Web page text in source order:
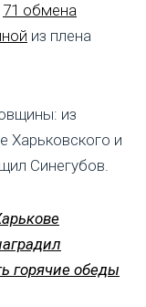
71 обмена
из плена
из
Харьковского и
Синегубов.
горячие обеды